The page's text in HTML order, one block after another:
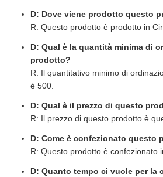
D: Dove viene prodotto questo
R: Questo prodotto è prodotto in
D: Qual è la quantità minima di
prodotto?
R: Il quantitativo minimo di
è 500.
D: Qual è il prezzo di questo
R: Il prezzo di questo prodotto è
D: Come è confezionato questo
R: Questo prodotto è confezionato
D: Quanto tempo ci vuole per la